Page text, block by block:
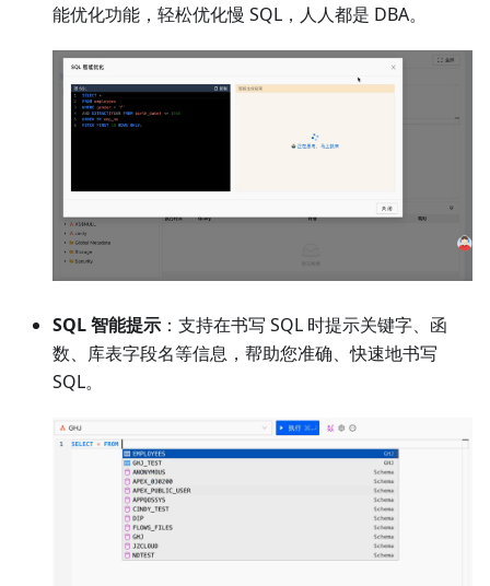
能优化功能，轻松优化慢 SQL，人人都是 DBA。
SQL 智能提示 ：支持在书写 SQL 时提示关键字、函
数、库表字段名等信息，帮助您准确、快速地书写
SQL。